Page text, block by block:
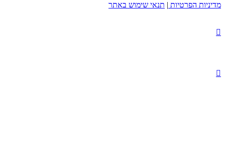
מדיניות הפרטיות | תנאי שימוש באתר